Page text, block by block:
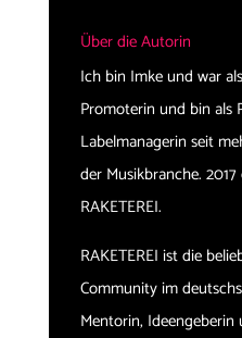
Über die Autorin
Ich bin Imke und war
Promoterin und bin als
Labelmanagerin seit
der Musikbranche.
RAKETEREI.
RAKETEREI ist die
Community im
Mentorin,